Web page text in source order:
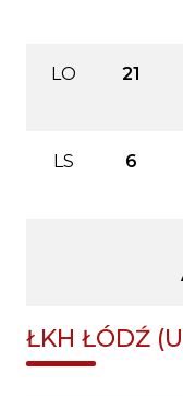
LO 21
LS 6
ŁKH ŁÓDŹ